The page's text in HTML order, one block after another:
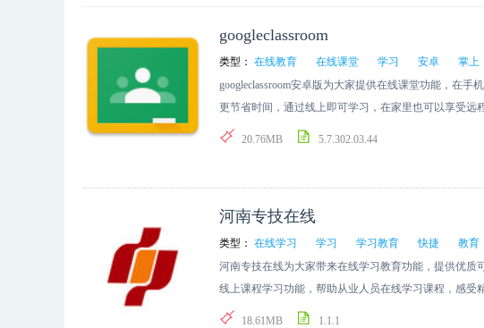
googleclassroom
类型： 在线教育 在线课堂 学习 安卓 掌上
googleclassroom安卓版为大家提供在线课堂功能，在手
更节省时间，通过线上即可学习，在家里也可以享受远
能，随时随地使用掌上课堂。
20.76MB 5.7.302.03.44
河南专技在线
类型： 在线学习 学习 学习教育 快捷 教育
河南专技在线为大家带来在线学习教育功能，提供优质
线上课程学习功能，帮助从业人员在线学习课程，感受
以及在线认证服务等，快捷提升技能。
18.61MB 1.1.1